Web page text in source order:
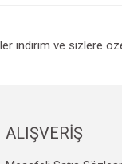
indirim ve sizlere
ALIŞVERİŞ